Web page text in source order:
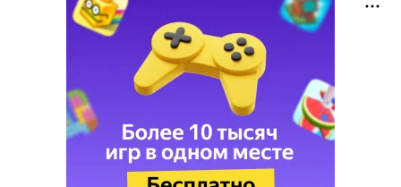
Терапевт Кондрахин назвал
продукты и напитки, которые
выводят токсины из организма
Ранние плоды, по словам врача, лучше не есть:
Чистит сосуды и защищает от
рака: чем полезен кресс-салат